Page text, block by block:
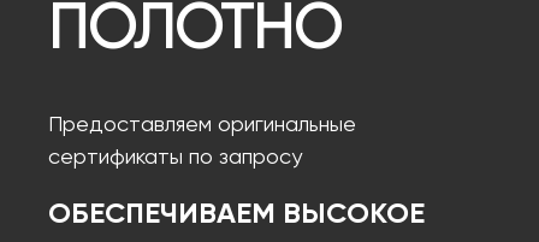
ПОЛОТНО
Предоставляем оригинальные
сертификаты по запросу
ОБЕСПЕЧИВАЕМ ВЫСОКОЕ